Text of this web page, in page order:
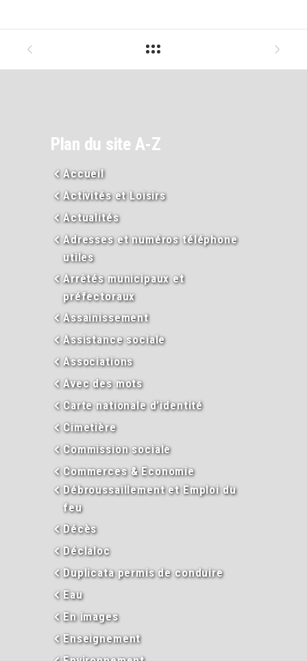
Plan du site A-Z
Accueil
Activités et Loisirs
Actualités
Adresses et numéros téléphone
utiles
Arrêtés municipaux et
préfectoraux
Assainissement
Assistance sociale
Associations
Avec des mots
Carte nationale d’identité
Cimetière
Commission sociale
Commerces & Economie
Débroussaillement et Emploi du
feu
Décès
Déclaloc
Duplicata permis de conduire
Eau
En images
Enseignement